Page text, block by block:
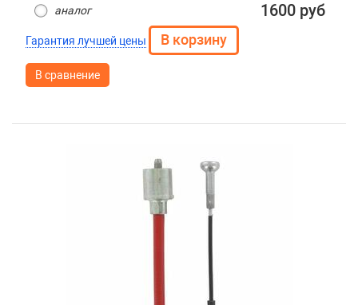
аналог 1600 руб
Гарантия лучшей цены
В сравнение